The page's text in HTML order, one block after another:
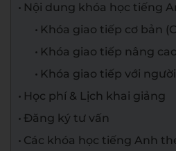
Nội dung khóa học tiếng
Khóa giao tiếp cơ bản
Khóa giao tiếp nâng cao
Khóa giao tiếp với
Học phí & Lịch khai giảng
Đăng ký tư vấn
Các khóa học tiếng Anh